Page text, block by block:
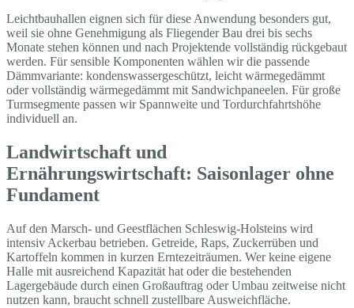
Leichtbauhallen eignen sich für diese Anwendung besonders gut,
weil sie ohne Genehmigung als Fliegender Bau drei bis sechs
Monate stehen können und nach Projektende vollständig rückgebaut
werden. Für sensible Komponenten wählen wir die passende
Dämmvariante: kondenswassergeschützt, leicht wärmegedämmt
oder vollständig wärmegedämmt mit Sandwichpaneelen. Für große
Turmsegmente passen wir Spannweite und Tordurchfahrtshöhe
individuell an.
Landwirtschaft und
Ernährungswirtschaft: Saisonlager ohne
Fundament
Auf den Marsch- und Geestflächen Schleswig-Holsteins wird
intensiv Ackerbau betrieben. Getreide, Raps, Zuckerrüben und
Kartoffeln kommen in kurzen Erntezeiträumen. Wer keine eigene
Halle mit ausreichend Kapazität hat oder die bestehenden
Lagergebäude durch einen Großauftrag oder Umbau zeitweise nicht
nutzen kann, braucht schnell zustellbare Ausweichfläche.